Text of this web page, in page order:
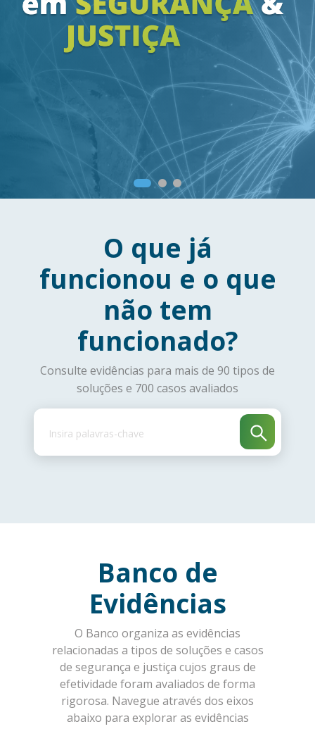
O que já
funcionou e o que
não tem
funcionado?
Consulte evidências para mais de 90 tipos de
soluções e 700 casos avaliados
Banco de
Evidências
O Banco organiza as evidências
relacionadas a tipos de soluções e casos
de segurança e justiça cujos graus de
efetividade foram avaliados de forma
rigorosa. Navegue através dos eixos
abaixo para explorar as evidências